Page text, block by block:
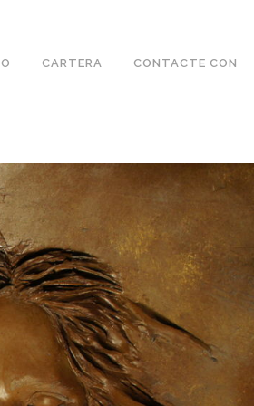
CARTERA CONTACTE CON